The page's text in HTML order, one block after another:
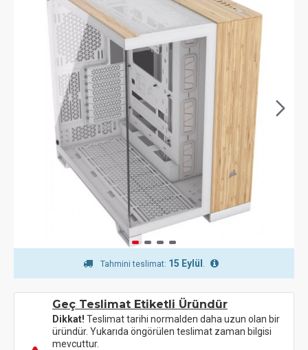
Tahmini teslimat: 15 Eylül
Geç Teslimat Etiketli Üründür
Dikkat! Teslimat tarihi normalden daha uzun olan bir
üründür. Yukarıda öngörülen teslimat zaman bilgisi
mevcuttur.